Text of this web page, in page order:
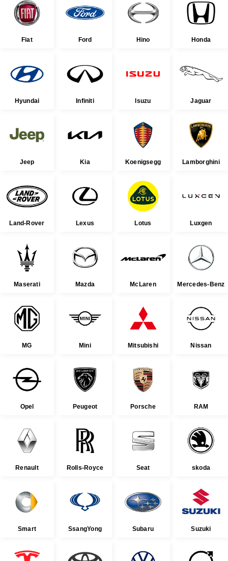
Fiat Ford Hino Honda
Hyundai Infiniti Isuzu Jaguar
Jeep Kia Koenigsegg Lamborghini
Land-Rover Lexus Lotus Luxgen
Maserati Mazda McLaren Mercedes-Benz
MG Mini Mitsubishi Nissan
Opel Peugeot Porsche RAM
Renault Rolls-Royce Seat skoda
Smart SsangYong Subaru Suzuki